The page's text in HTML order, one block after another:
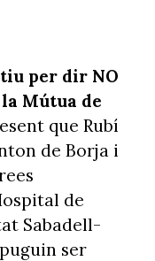
per dir NO
Mútua de
que Rubí
de Borja i
de
Sabadell-
ser